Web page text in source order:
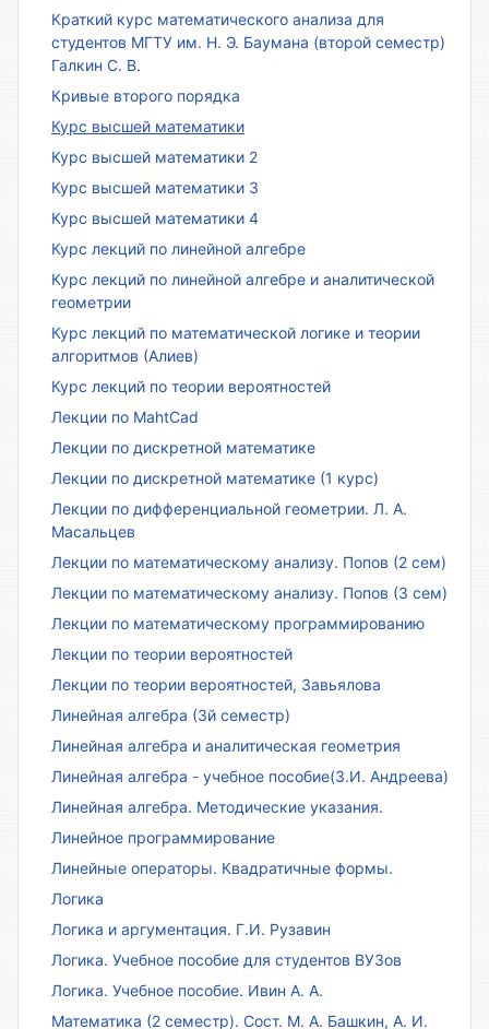
Краткий курс математического анализа для
студентов МГТУ им. Н. Э. Баумана (второй семестр)
Галкин С. В.
Кривые второго порядка
Курс высшей математики
Курс высшей математики 2
Курс высшей математики 3
Курс высшей математики 4
Курс лекций по линейной алгебре
Курс лекций по линейной алгебре и аналитической
геометрии
Курс лекций по математической логике и теории
алгоритмов (Алиев)
Курс лекций по теории вероятностей
Лекции по MahtCad
Лекции по дискретной математике
Лекции по дискретной математике (1 курс)
Лекции по дифференциальной геометрии. Л. А.
Масальцев
Лекции по математическому анализу. Попов (2 сем)
Лекции по математическому анализу. Попов (3 сем)
Лекции по математическому программированию
Лекции по теории вероятностей
Лекции по теории вероятностей, Завьялова
Линейная алгебра (3й семестр)
Линейная алгебра и аналитическая геометрия
Линейная алгебра - учебное пособие(З.И. Андреева)
Линейная алгебра. Методические указания.
Линейное программирование
Линейные операторы. Квадратичные формы.
Логика
Логика и аргументация. Г.И. Рузавин
Логика. Учебное пособие для студентов ВУЗов
Логика. Учебное пособие. Ивин А. А.
Математика (2 семестр). Сост. М. А. Башкин, А. И.